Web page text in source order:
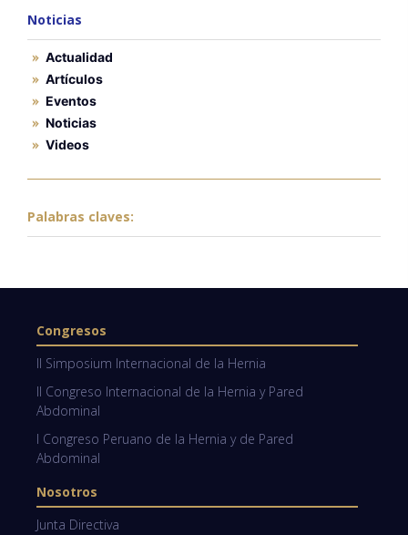
Noticias
Actualidad
Artículos
Eventos
Noticias
Videos
Palabras claves:
Congresos
II Simposium Internacional de la Hernia
II Congreso Internacional de la Hernia y Pared
Abdominal
I Congreso Peruano de la Hernia y de Pared
Abdominal
Nosotros
Junta Directiva